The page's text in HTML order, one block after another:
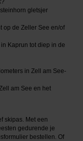
gletsjer
op de Zeller See en/of
Kaprun tot diep in de
in Zell am See-
am See en het
skipas. Met een
gedurende je
bestellen. Of